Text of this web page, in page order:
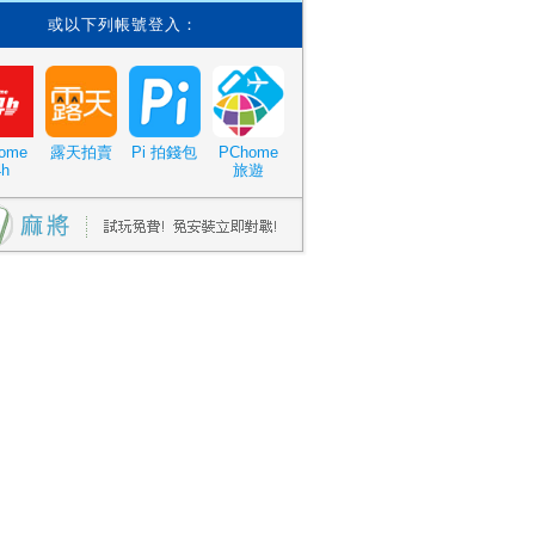
或以下列帳號登入：
露天拍賣 Pi 拍錢包
PChome
旅遊